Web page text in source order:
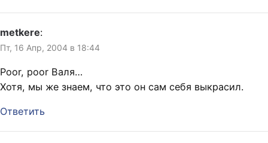
metkere:
Пт, 16 Апр, 2004 в 18:44
Poor, poor Валя…
Хотя, мы же знаем, что это он сам себя выкрасил.
Ответить